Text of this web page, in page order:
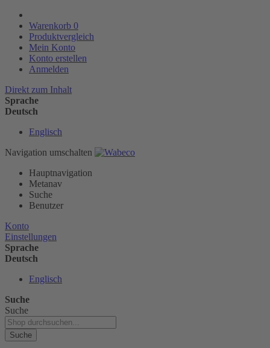
Warenkorb 0
Produktvergleich
Mein Konto
Konto erstellen
Anmelden
Direkt zum Inhalt
Sprache
Deutsch
Englisch
Navigation umschalten
Hauptnavigation
Metanav
Suche
Benutzer
Konto
Einstellungen
Sprache
Deutsch
Englisch
Suche
Suche
Suche